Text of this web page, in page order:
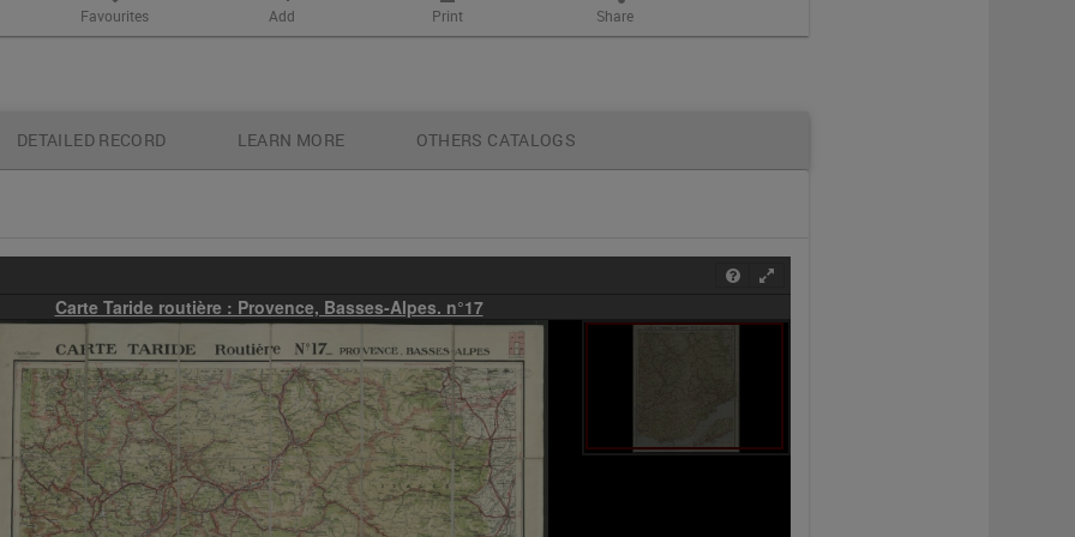
Favourites Add Print Share
DETAILED RECORD LEARN MORE OTHERS CATALOGS